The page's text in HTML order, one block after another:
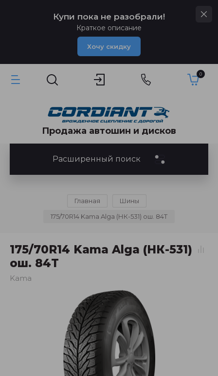
Купи пока не разобрали!
Краткое описание
Хочу скидку
0
Продажа автошин и дисков
Расширенный поиск
Главная
Шины
175/70R14 Kama Alga (НК-531) ош. 84T
175/70R14 Kama Alga (НК-531)
ош. 84T
Kama